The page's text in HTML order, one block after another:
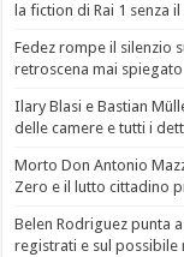
la fiction di Rai 1 senza
Fedez rompe il silenzio
retroscena mai spiegato
Ilary Blasi e Bastian
delle camere e tutti i
Morto Don Antonio
Zero e il lutto cittadino
Belen Rodriguez punta
registrati e sul possibile